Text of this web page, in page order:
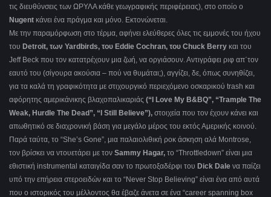
τις διευθύνσεις των ΩΡΥΛΑ κάθε γεωγραφικής περιφέρειας), στο οποίο ο
Nugent κάνει ένα πράγμα και μόνο. Εκτονώνεται.
Με την παραμόρφωση στο τέρμα, αφήνει ελεύθερες όλες τις εμμονές του ήχου
του Detroit, των Yardbirds, του Eddie Cochran, του Chuck Berry και του
Jeff Beck που τον κατατρέχουν μια ζωή, να οργιάσουν. Αντιγράφει ριφ απ΄τον
εαυτό του (σίγουρα ακούσια – πού να θυμάται;), αγγίζει, δε, όπως συνηθίζει,
για τα καλά τη γραφικότητα με στιχουργικό περιεχόμενο οσκαρικού trash και
αφόρητης αμερικάνικης βλαχοπαλικαριάς (“Ι Love My B&BQ”, “Trample The
Weak, Hurdle The Dead”, “I Still Believe”), στοιχεία που τον έχουν κάνει και
απωθητικό σε διαχρονική βάση για μεγάλο μέρος του εκτός Αμερικής κοινού.
Παρά ταύτα, το “She’s Gone”, μια παλαιολιθική ροκ άσκηση αλά Montrose,
τον βρίσκει να ντουετάρει με τον Sammy Hagar, το “Throttledown” είναι μια
εθιστική instrumental καταιγίδα σαν το πρωτοξαδέρφι του Dick Dale να παίζει
υπό την επήρεια στεροειδών και το “Never Stop Believing” είναι ένα από αυτά
που ο ιστορικός του μέλλοντος θα έβαζε άνετα σε ένα “career spanning box